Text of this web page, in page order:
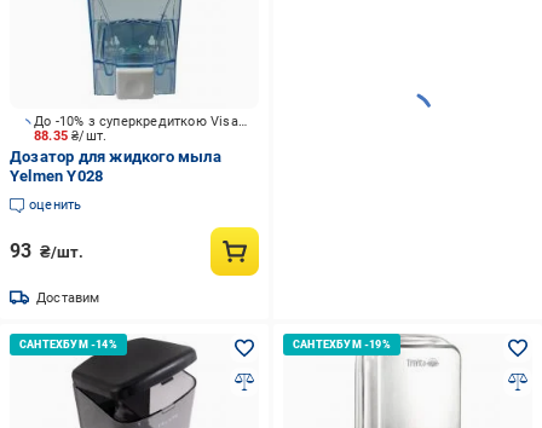
88.35₴/шт.
До -10% з суперкредиткою Visa Вигода
Дозатор для жидкого мыла
Yelmen Y028
оценить
93 ₴/шт.
Доставим